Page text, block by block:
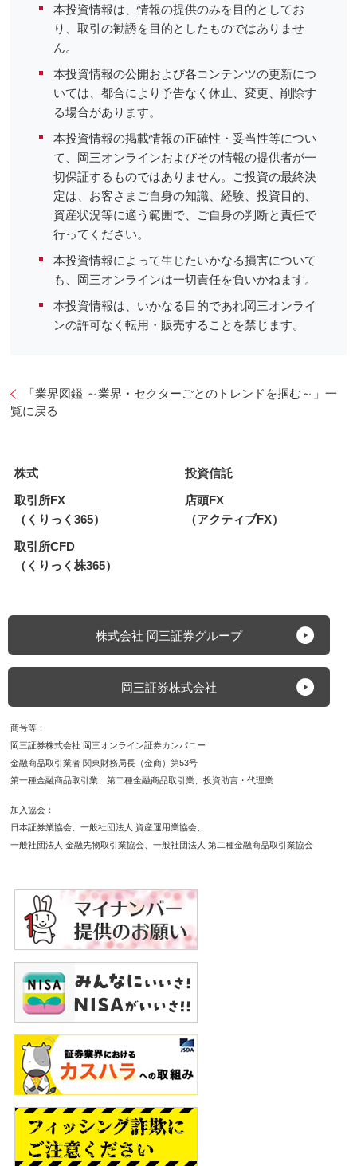
本投資情報は、情報の提供のみを目的としてお
り、取引の勧誘を目的としたものではありませ
ん。
本投資情報の公開および各コンテンツの更新につ
いては、都合により予告なく休止、変更、削除す
る場合があります。
本投資情報の掲載情報の正確性・妥当性等につい
て、岡三オンラインおよびその情報の提供者が一
切保証するものではありません。ご投資の最終決
定は、お客さまご自身の知識、経験、投資目的、
資産状況等に適う範囲で、ご自身の判断と責任で
行ってください。
本投資情報によって生じたいかなる損害について
も、岡三オンラインは一切責任を負いかねます。
本投資情報は、いかなる目的であれ岡三オンライ
ンの許可なく転用・販売することを禁じます。
「業界図鑑 ～業界・セクターごとのトレンドを掴む～」一
覧に戻る
株式
投資信託
取引所FX
（くりっく365）
店頭FX
（アクティブFX）
取引所CFD
（くりっく株365）
株式会社 岡三証券グループ
岡三証券株式会社
商号等
岡三証券株式会社 岡三オンライン証券カンパニー
金融商品取引業者 関東財務局長（金商）第53号
第一種金融商品取引業
第二種金融商品取引業 投資助言・代理業
加入協会
日本証券業協会
一般社団法人 資産運用業協会
一般社団法人 金融先物取引業協会
一般社団法人 第二種金融商品取引業協会